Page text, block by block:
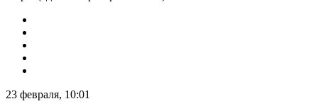
23 февраля, 10:01